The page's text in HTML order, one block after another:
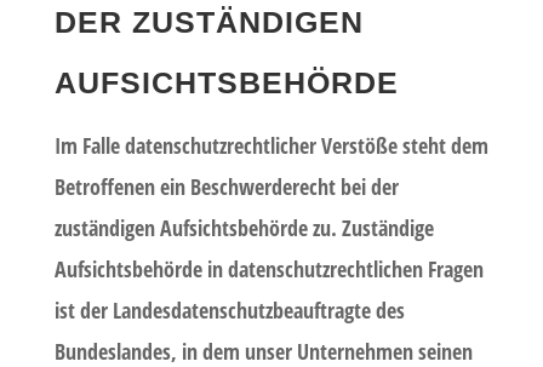
DER ZUSTÄNDIGEN
AUFSICHTSBEHÖRDE
Im Falle datenschutzrechtlicher Verstöße steht dem
Betroffenen ein Beschwerderecht bei der
zuständigen Aufsichtsbehörde zu. Zuständige
Aufsichtsbehörde in datenschutzrechtlichen Fragen
ist der Landesdatenschutzbeauftragte des
Bundeslandes, in dem unser Unternehmen seinen